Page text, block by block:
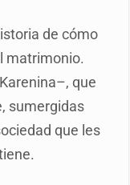
de cómo
matrimonio.
que
sumergidas
que les